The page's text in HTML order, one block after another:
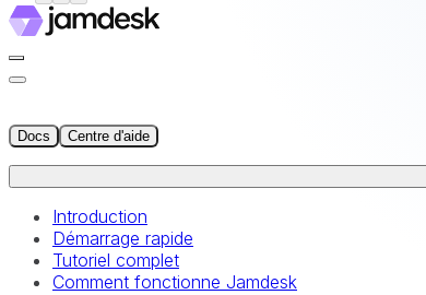
Docs Centre d'aide
Introduction
Démarrage rapide
Tutoriel complet
Comment fonctionne Jamdesk